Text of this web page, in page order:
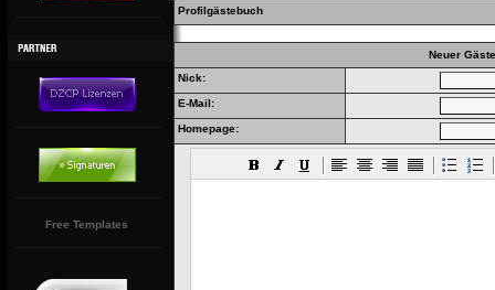
Free Templates
Profilgästebuch
Neuer
Nick:
E-Mail:
Homepage: